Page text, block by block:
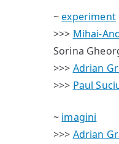
~experiment
>>> Mihai-
Sorina
>>> Adrian
>>> Paul
~ imagini
>>> Adrian